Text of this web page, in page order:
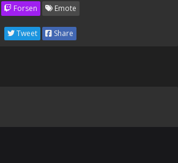
Forsen Emote
Tweet Share